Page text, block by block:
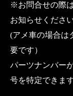
※お問合せの際
お知らせください
(アメ車の場合は
要です）
パーツナンバー
号を特定できま